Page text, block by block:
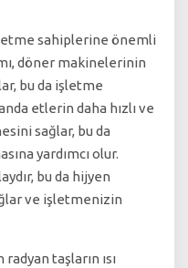
sahiplerine önemli
döner makinelerinin
bu da işletme
etlerin daha hızlı ve
sağlar, bu da
yardımcı olur.
bu da hijyen
ve işletmenizin
taşların ısı